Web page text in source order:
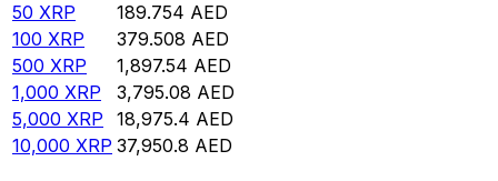
50 XRP 189.754 AED
100 XRP 379.508 AED
500 XRP 1,897.54 AED
1,000 XRP 3,795.08 AED
5,000 XRP 18,975.4 AED
10,000 XRP 37,950.8 AED